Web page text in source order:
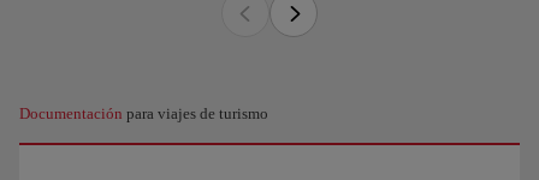
Documentación para viajes de turismo